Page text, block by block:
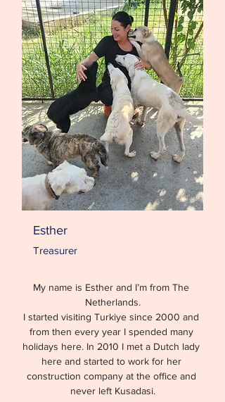
Esther
Treasurer
My name is Esther and I’m from The
Netherlands.
I started visiting Turkiye since 2000 and
from then every year I spended many
holidays here. In 2010 I met a Dutch lady
here and started to work for her
construction company at the office and
never left Kusadasi.